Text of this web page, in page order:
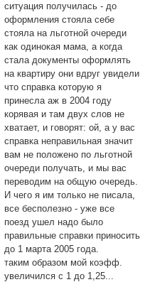
ситуация получилась - до
оформления стояла себе
стояла на льготной очереди
как одинокая мама, а когда
стала документы оформлять
на квартиру они вдруг увидели
что справка которую я
принесла аж в 2004 году
корявая и там двух слов не
хватает, и говорят: ой, а у вас
справка неправильная значит
вам не положено по льготной
очереди получать, и мы вас
переводим на общую очередь.
И чего я им только не писала,
все бесполезно - уже все
поезд ушел надо было
правильные справки приносить
до 1 марта 2005 года.
таким образом мой коэфф.
увеличился с 1 до 1,25...